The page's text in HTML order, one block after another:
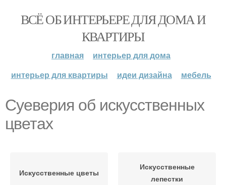
ВСЁ ОБ ИНТЕРЬЕРЕ ДЛЯ ДОМА И
КВАРТИРЫ
главная
интерьер для дома
интерьер для квартиры
идеи дизайна мебель
Суеверия об искусственных
цветах
Искусственные цветы
Искусственные
лепестки